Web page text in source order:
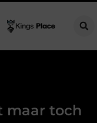
interieuradvies Zwolle
maar toch